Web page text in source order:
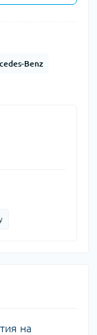
Benz
на